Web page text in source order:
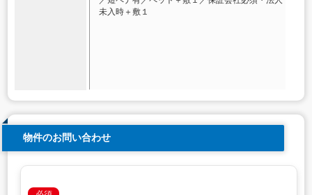
未入時＋敷１
物件のお問い合わせ